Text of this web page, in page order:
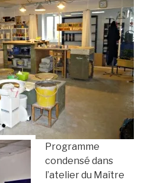
Programme
condensé dans
l’atelier du Maître